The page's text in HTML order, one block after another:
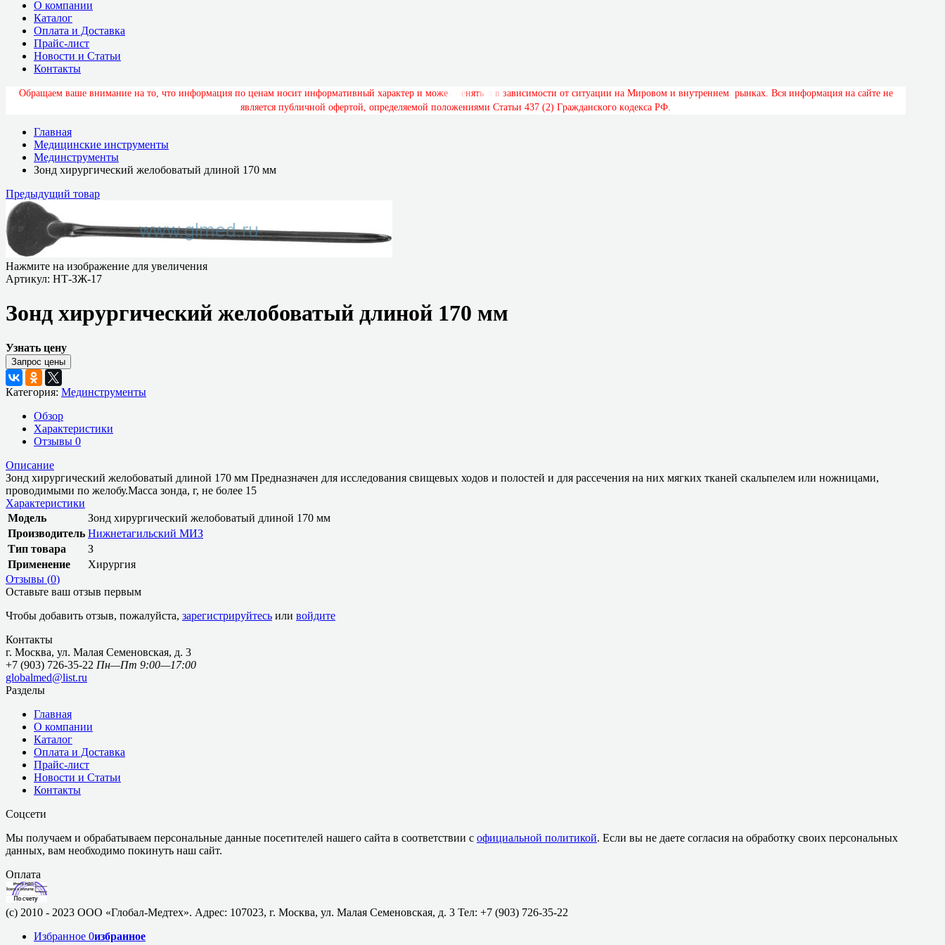
О компании
Каталог
Оплата и Доставка
Прайс-лист
Новости и Статьи
Контакты
Обращаем ваше внимание на то, что информация по ценам носит информативный характер и может енятьс в зависимости от ситуации на Мировом и внутреннем рынках. Вся информация на сайте не
является публичной офертой, определяемой положениями Статьи 437 (2) Гражданского кодекса РФ.
Главная
Медицинские инструменты
Мединструменты
Зонд хирургический желобоватый длиной 170 мм
Предыдущий товар
Нажмите на изображение для увеличения
Артикул: НТ-ЗЖ-17
Зонд хирургический желобоватый длиной 170 мм
Узнать цену
Категория: Мединструменты
Обзор
Характеристики
Отзывы 0
Описание
Зонд хирургический желобоватый длиной 170 мм Предназначен для исследования свищевых ходов и полостей и для рассечения на них мягких тканей скальпелем или ножницами,
проводимыми по желобу.Масса зонда, г, не более 15
Характеристики
Модель
Зонд хирургический желобоватый длиной 170 мм
Производитель Нижнетагильский МИЗ
Тип товара
З
Применение
Хирургия
Отзывы (0)
Оставьте ваш отзыв первым
Чтобы добавить отзыв, пожалуйста, зарегистрируйтесь или войдите
Контакты
г. Москва, ул. Малая Семеновская, д. 3
+7 (903) 726-35-22 Пн—Пт 9:00—17:00
globalmed@list.ru
Разделы
Главная
О компании
Каталог
Оплата и Доставка
Прайс-лист
Новости и Статьи
Контакты
Соцсети
Мы получаем и обрабатываем персональные данные посетителей нашего сайта в соответствии с официальной политикой. Если вы не даете согласия на обработку своих персональных
данных, вам необходимо покинуть наш сайт.
Оплата
(c) 2010 - 2023 ООО «Глобал-Медтех». Адрес: 107023, г. Москва, ул. Малая Семеновская, д. 3 Тел: +7 (903) 726-35-22
Избранное 0избранное